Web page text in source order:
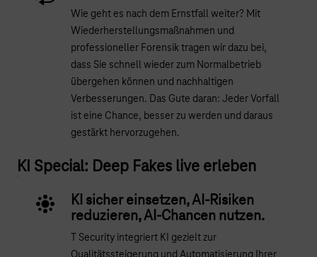
Wie geht es nach dem Ernstfall weiter? Mit
Wiederherstellungsmaßnahmen und
professioneller Forensik tragen wir dazu bei,
dass Sie schnell wieder zum Normalbetrieb
übergehen können und nachhaltigen
Verbesserungen. Das Gute daran: Jeder Vorfall
ist eine Chance, besser zu werden und daraus
gestärkt hervorzugehen.
KI Special: Deep Fakes live erleben
KI sicher einsetzen, AI-Risiken
reduzieren, AI-Chancen nutzen.
T Security integriert KI gezielt zur